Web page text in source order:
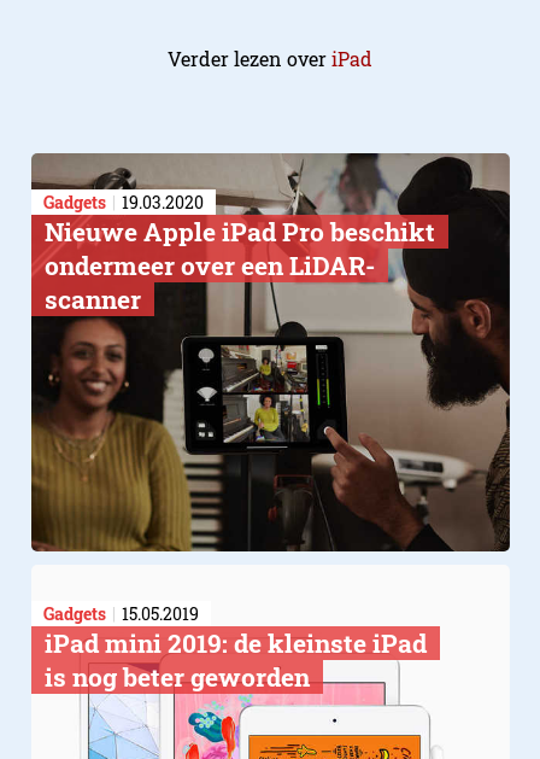
Verder lezen overiPad
Gadgets 19.03.2020
Nieuwe Apple iPad Pro beschikt
ondermeer over een LiDAR-
scanner
Gadgets 15.05.2019
​iPad mini 2019: de kleinste iPad
is nog beter geworden